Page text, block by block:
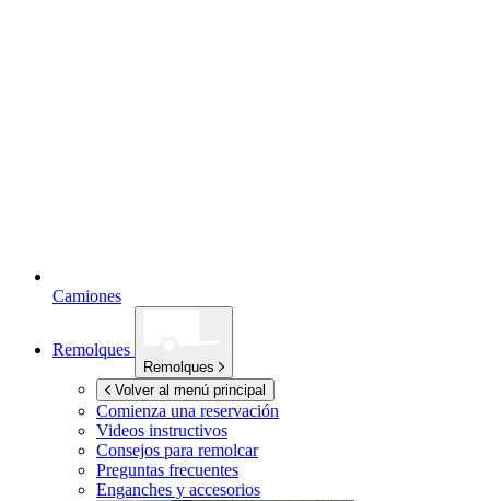
Camiones
Remolques
Remolques
Volver al menú principal
Comienza una reservación
Videos instructivos
Consejos para remolcar
Preguntas frecuentes
Enganches y accesorios